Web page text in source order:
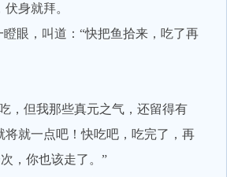
身就拜。
眼，叫道：“快把鱼拾来，吃了再
但我那些真元之气，还留得有
将就一点吧！快吃吧，吃完了，再
，你也该走了。”